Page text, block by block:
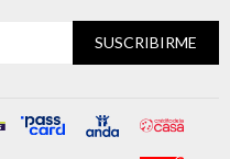
SUSCRIBIRME